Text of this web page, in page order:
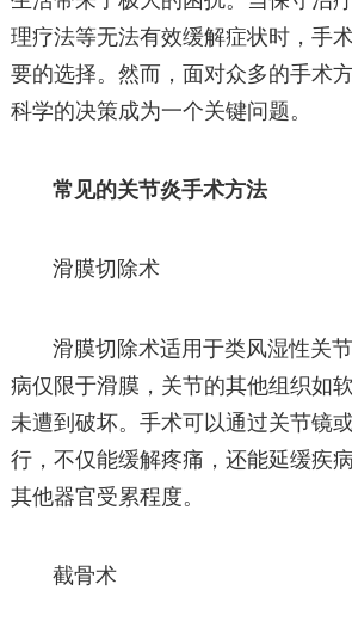
理疗法等无法有效缓解症状时，手
要的选择。然而，面对众多的手术
科学的决策成为一个关键问题。
常见的关节炎手术方法
滑膜切除术
滑膜切除术适用于类风湿性关
病仅限于滑膜，关节的其他组织如
未遭到破坏。手术可以通过关节镜
行，不仅能缓解疼痛，还能延缓疾
其他器官受累程度。
截骨术